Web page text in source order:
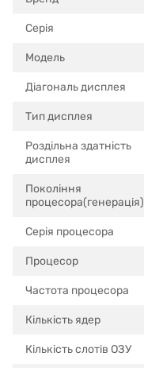
Серія
Модель
Діагональ дисплея
Тип дисплея
Роздільна здатність
дисплея
Покоління
процесора(генерація)
Серія процесора
Процесор
Частота процесора
Кількість ядер
Кількість слотів ОЗУ